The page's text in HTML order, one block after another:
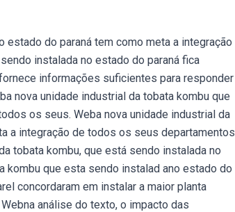
do paraná tem como meta a integração
instalada no estado do paraná fica
informações suficientes para responder
nova unidade industrial da tobata kombu que
os seus. Weba nova unidade industrial da
a integração de todos os seus departamentos
tobata kombu, que está sendo instalada no
kombu que esta sendo instalad ano estado do
concordaram em instalar a maior planta
análise do texto, o impacto das